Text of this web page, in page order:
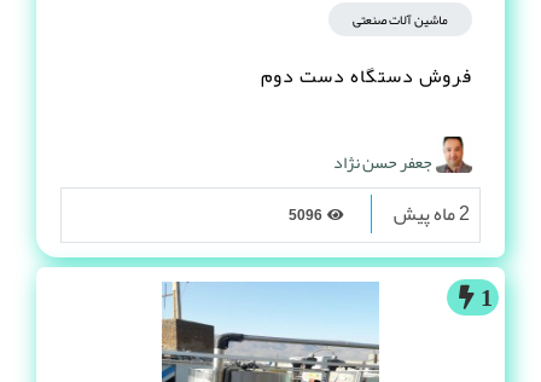
ماشین آلات صنعتی
فروش دستگاه دست دوم
جعفر حسن نژاد
2 ماه پیش
1